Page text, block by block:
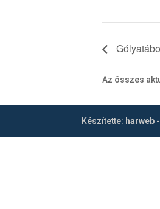
Az összes
Készítette: harweb